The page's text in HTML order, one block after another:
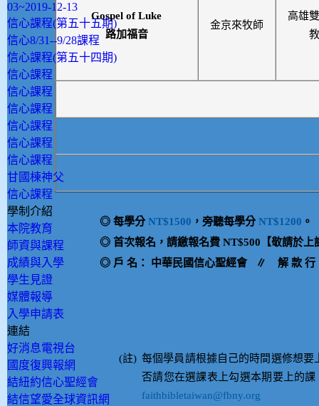
03~2019-12-13
信心課程(第五十五期)
信心8/31--9/28課程
信心課程(第五十四期)
信心課程
信心課程
信心課程
信心課程
信心課程
信心課程
甘國棟神父
信心課程
學制介紹
本院教育
師資與課程
成績與入學
學生見證
媒體報導
入學申請表
連結
好消息電視台
國度復興報網
結紐約信心聖經會
結信望愛全球資訊網
Gospel of Luke
路加福音
金京來牧師
高雄
◎ 每學分 NT$1500 ，旁聽每學分 NT$1200 。
◎ 首次報名，請繳報名費 NT$500 【敬請於上
◎ 戶 名： 中華民國信心聖經會 ∥ 解 款 行
(註) 每個學員請根據自己的時間選修想要
否請您在選課表上勾選本期要上的
faithbibletaiwan@fbny.org